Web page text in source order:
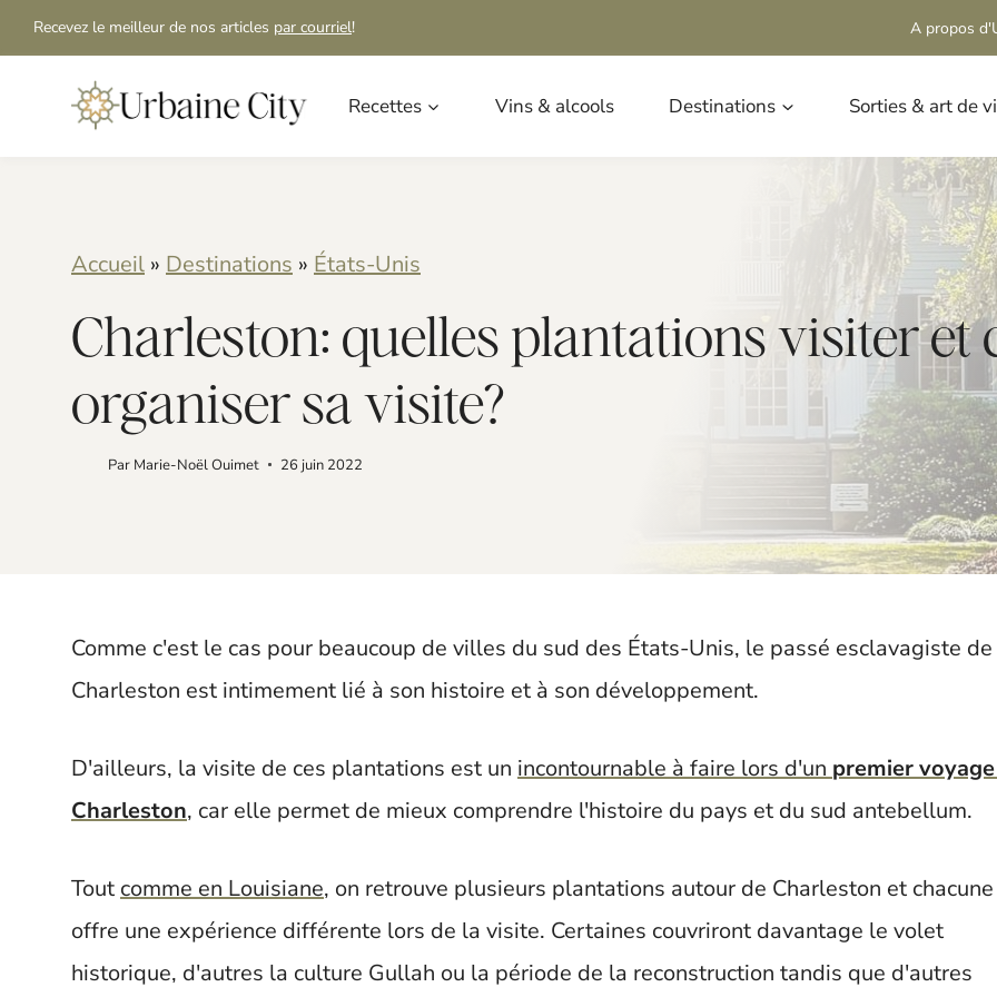
k
Recevez le meilleur de nos articles par courriel! A propos
Recettes Vins & alcools Destinations Sorties & art de
Accueil » Destinations » États-Unis
Charleston: quelles plantations visiter
organiser sa visite?
Par Marie-Noël Ouimet 26 juin 2022
Comme c'est le cas pour beaucoup de villes du sud des États-Unis, le passé esclavagiste de
Charleston est intimement lié à son histoire et à son développement.
D'ailleurs, la visite de ces plantations est un incontournable à faire lors d'un premier
Charleston, car elle permet de mieux comprendre l'histoire du pays et du sud antebellum.
Tout comme en Louisiane, on retrouve plusieurs plantations autour de Charleston et chacune
offre une expérience différente lors de la visite. Certaines couvriront davantage le volet
historique, d'autres la culture Gullah ou la période de la reconstruction tandis que d'autres